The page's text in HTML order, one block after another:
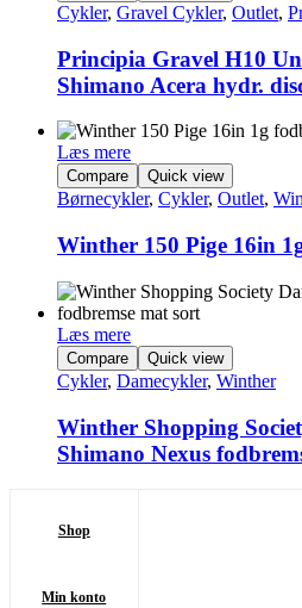
Cykler, Gravel Cykler, Outlet,
Principia Gravel H10
Shimano Acera hydr.
Læs mere
Compare Quick view
Børnecykler, Cykler, Outlet,
Winther 150 Pige 16in
Læs mere
Compare Quick view
Cykler, Damecykler, Winther
Winther Shopping
Shimano Nexus
Shop
Min konto